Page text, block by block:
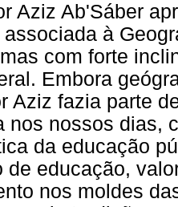
Aziz Ab'Sáber
à
com forte
Embora
Aziz fazia parte
nos nossos dias,
da educação
de educação,
nos moldes